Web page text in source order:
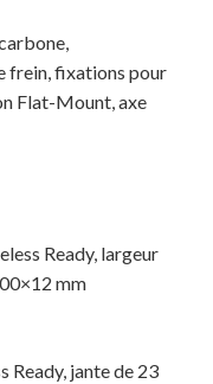
frein, fixations pour
Flat-Mount, axe
Ready, largeur
mm
Ready, jante de 23